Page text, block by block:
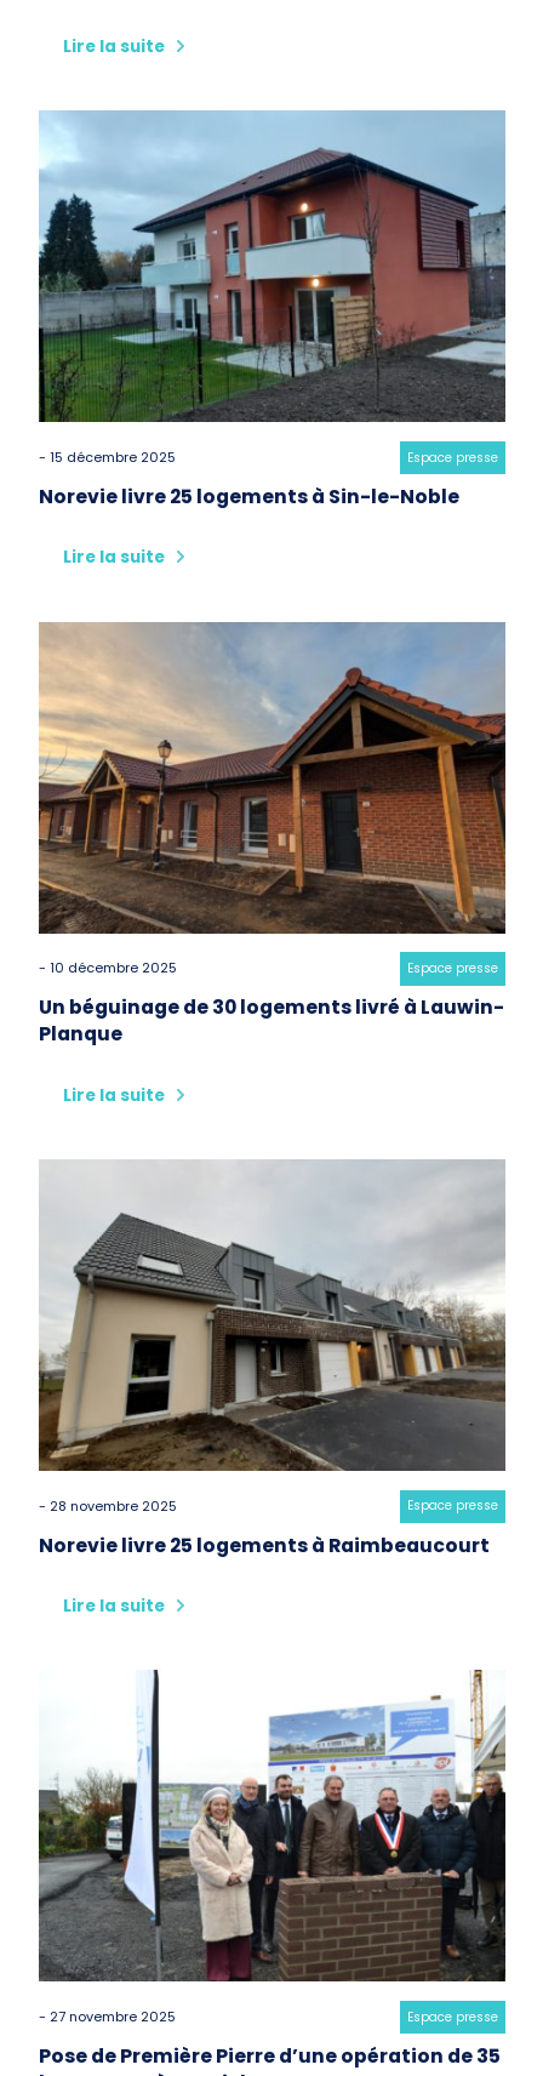
Lire la suite
- 15 décembre 2025 Category:
Espace presse
Norevie livre 25 logements à Sin-le-Noble
Lire la suite
- 10 décembre 2025 Category:
Espace presse
Un béguinage de 30 logements livré à Lauwin-
Planque
Lire la suite
- 28 novembre 2025 Category:
Espace presse
Norevie livre 25 logements à Raimbeaucourt
Lire la suite
- 27 novembre 2025 Category:
Espace presse
Pose de Première Pierre d’une opération de 35